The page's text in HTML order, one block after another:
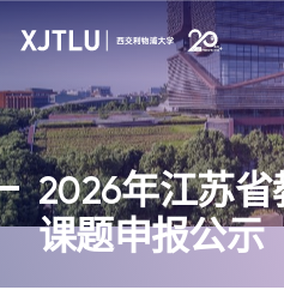
教学
招生
2026年江苏
课题申报公示